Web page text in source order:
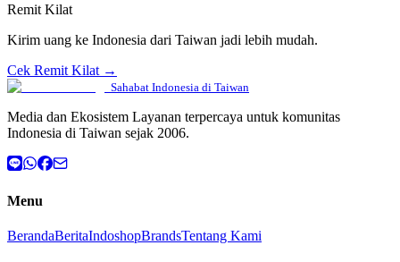
Remit Kilat
Kirim uang ke Indonesia dari Taiwan jadi lebih mudah.
Cek Remit Kilat →
Sahabat Indonesia di Taiwan
Media dan Ekosistem Layanan terpercaya untuk komunitas
Indonesia di Taiwan sejak 2006.
Menu
BerandaBeritaIndoshopBrandsTentang Kami